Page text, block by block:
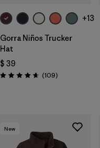
+13
Gorra Niños Trucker
Hat
$ 39
Valoración: 4.7 / 5
(109Comentarios
)
New